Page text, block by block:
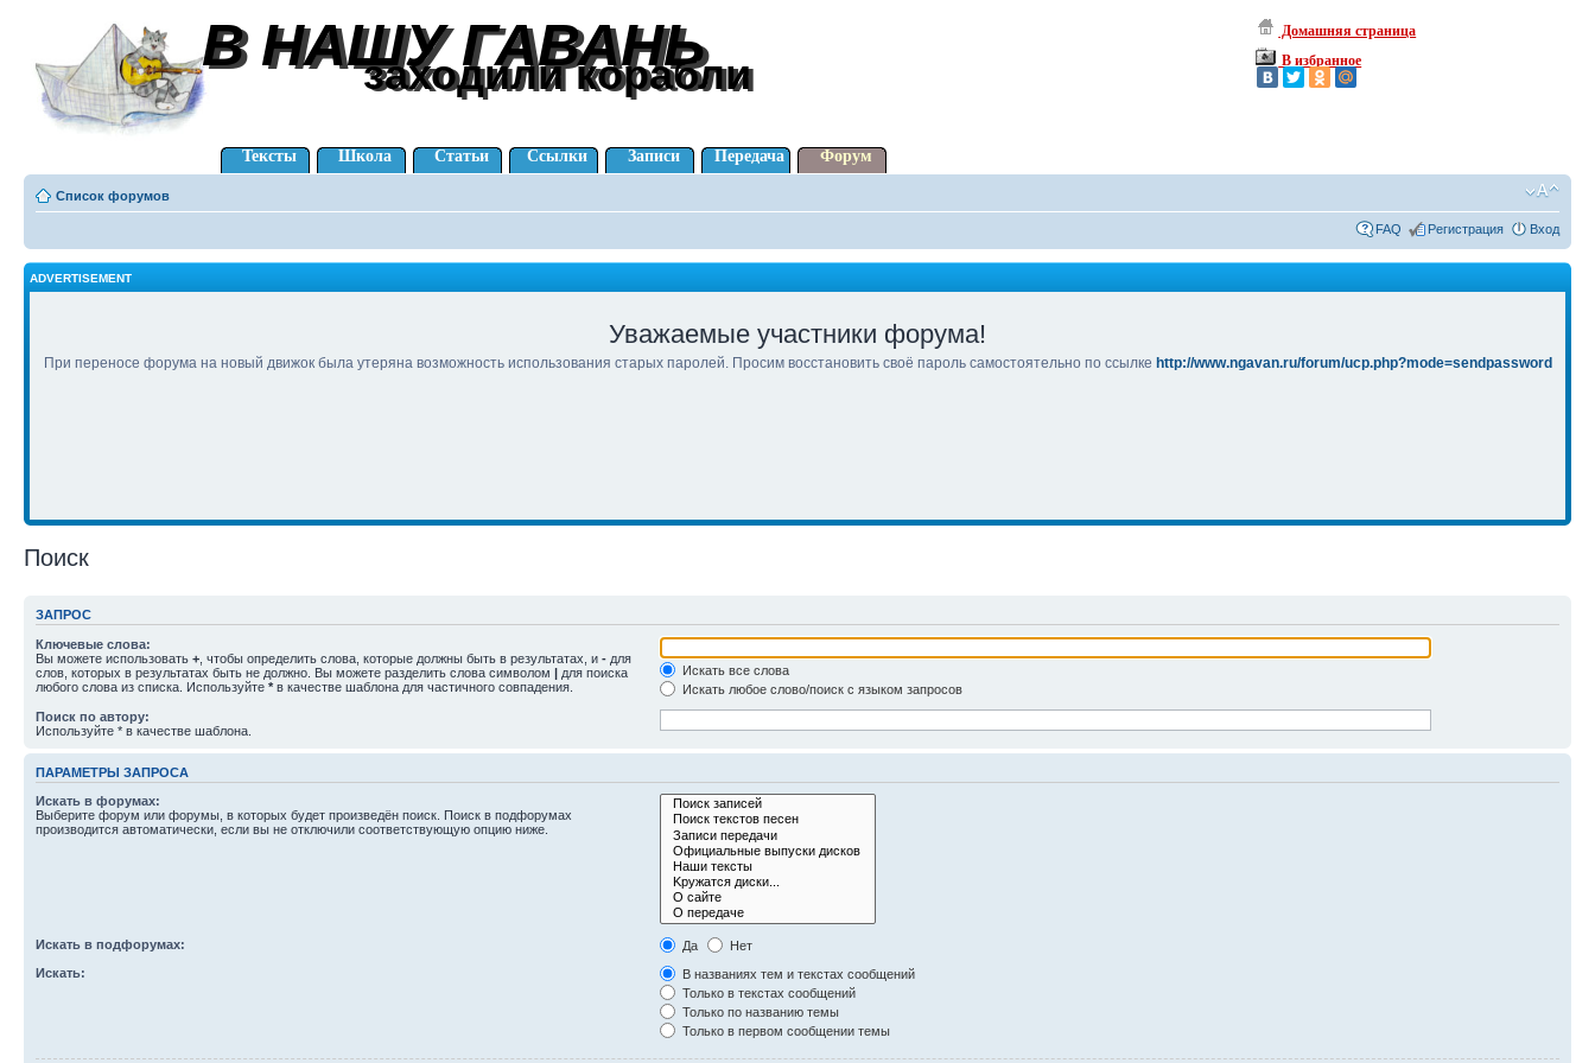
В НАШУ ГАВАНЬ
В НАШУ ГАВАНЬ
заходили корабли
заходили корабли
Домашняя страница
В избранное
Тексты Школа Статьи Ссылки Записи Передача Форум
Список форумов
FAQ Регистрация Вход
ADVERTISEMENT
Уважаемые участники форума!
При переносе форума на новый движок была утеряна возможность использования старых паролей. Просим восстановить своё пароль самостоятельно по ссылке http://www.ngavan.ru/forum/ucp.php?mode=sendpassword
Поиск
ЗАПРОС
Ключевые слова:
Вы можете использовать + , чтобы определить слова, которые должны быть в результатах, и - для
слов, которых в результатах быть не должно. Вы можете разделить слова символом | для поиска
любого слова из списка. Используйте * в качестве шаблона для частичного совпадения.
Искать все слова
Искать любое слово/поиск с языком запросов
Поиск по автору:
Используйте * в качестве шаблона.
ПАРАМЕТРЫ ЗАПРОСА
Искать в форумах:
Выберите форум или форумы, в которых будет произведён поиск. Поиск в подфорумах
производится автоматически, если вы не отключили соответствующую опцию ниже.
Искать в подфорумах: Да
Нет
Искать:
В названиях тем и текстах сообщений
Только в текстах сообщений
Только по названию темы
Только в первом сообщении темы